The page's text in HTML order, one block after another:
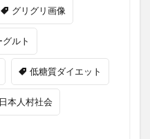
グリグリ画像
グルト
低糖質ダイエット
日本人村社会